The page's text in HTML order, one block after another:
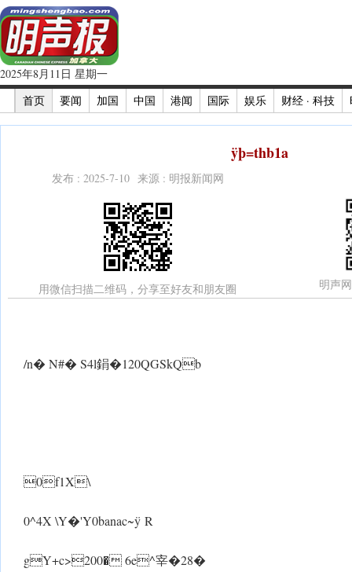
2025年8月11日 星期一
首页
要闻 加国 中国 港闻 国际 娱乐 财经 · 科技
ÿþ=thb1a
发布 : 2025-7-10 来源 : 明报新闻网
用微信扫描二维码，分享至好友和朋友圈 明声
/n� N#� S4l鋗�120QGSkQb
0f1X\
0^4X \Y�'Y0banac~ ÿ R
gY+c>200� 6e^宰�28�